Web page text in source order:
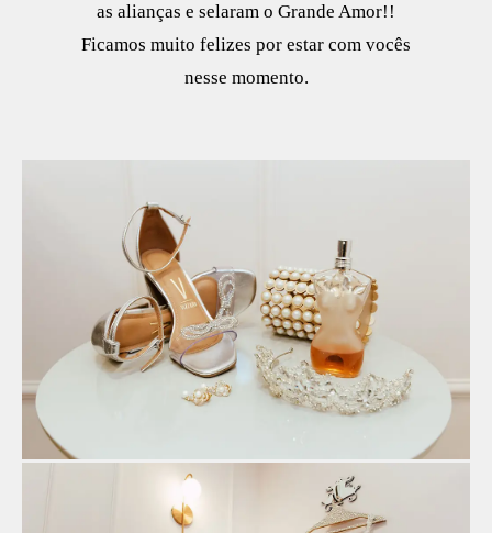
as alianças e selaram o Grande Amor!!
Ficamos muito felizes por estar com vocês
nesse momento.